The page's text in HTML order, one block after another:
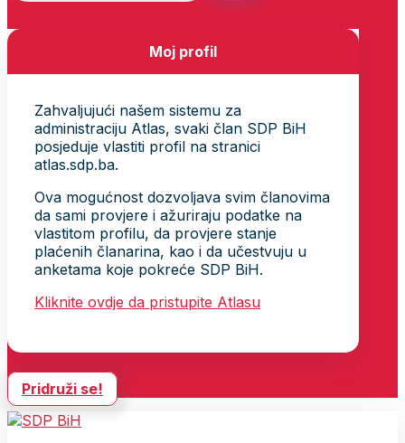
Moj profil
Zahvaljujući našem sistemu za
administraciju Atlas, svaki član SDP BiH
posjeduje vlastiti profil na stranici
atlas.sdp.ba.
Ova mogućnost dozvoljava svim članovima
da sami provjere i ažuriraju podatke na
vlastitom profilu, da provjere stanje
plaćenih članarina, kao i da učestvuju u
anketama koje pokreće SDP BiH.
Kliknite ovdje da pristupite Atlasu
Pridruži se!